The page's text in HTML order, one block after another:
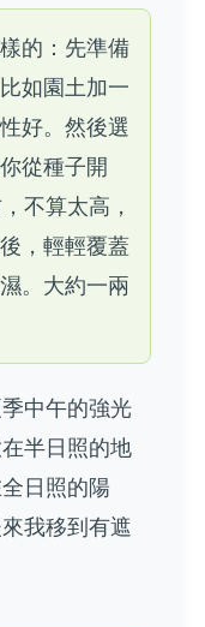
的：先準備
如園土加一
好。然後選
從種子開
不算太高，
，輕輕覆蓋
。大約一兩
中午的強光
半日照的地
日照的陽
我移到有遮